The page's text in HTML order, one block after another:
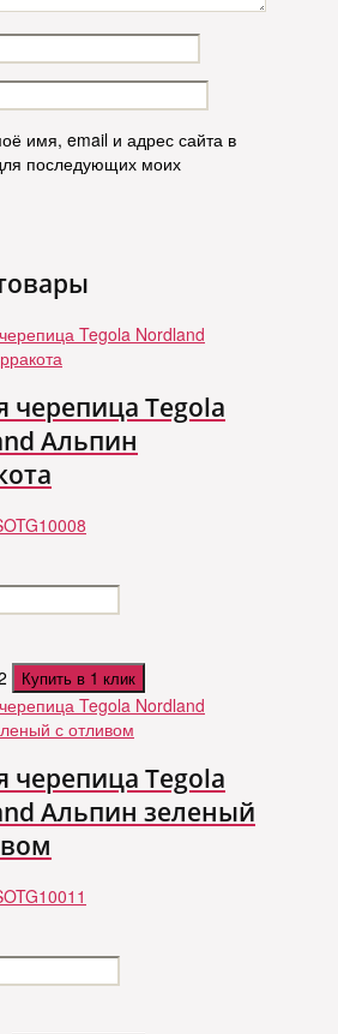
имя, email и адрес сайта в
последующих моих
черепица Tegola
Альпин
Купить в 1 клик
черепица Tegola
Альпин зеленый